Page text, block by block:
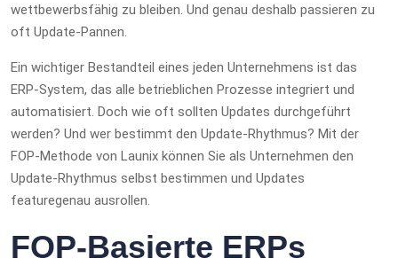
wettbewerbsfähig zu bleiben. Und genau deshalb passieren zu
oft Update-Pannen.
Ein wichtiger Bestandteil eines jeden Unternehmens ist das
ERP-System, das alle betrieblichen Prozesse integriert und
automatisiert. Doch wie oft sollten Updates durchgeführt
werden? Und wer bestimmt den Update-Rhythmus? Mit der
FOP-Methode von Launix können Sie als Unternehmen den
Update-Rhythmus selbst bestimmen und Updates
featuregenau ausrollen.
FOP-Basierte ERPs